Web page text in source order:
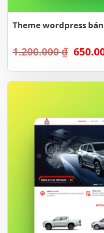
Theme wordpress
1.200.000₫ Giá
là: